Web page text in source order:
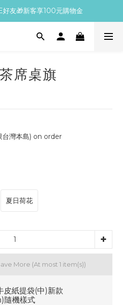
友🎁新客享100元購物金
席桌旗
台灣本島) on order
夏日荷花
More (At most 1 item(s))
皮紙提袋(中)新款
隨機樣式